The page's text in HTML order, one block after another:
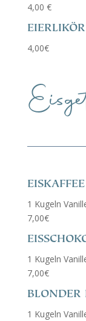
4,00 €
4,00€
EISKAFFEE
1 Kugeln
7,00€
1 Kugeln
7,00€
BLONDER
1 Kugeln